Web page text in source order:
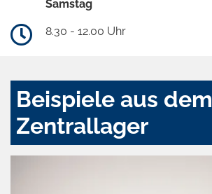
Samstag
8.30 - 12.00 Uhr
Beispiele aus dem
Zentrallager